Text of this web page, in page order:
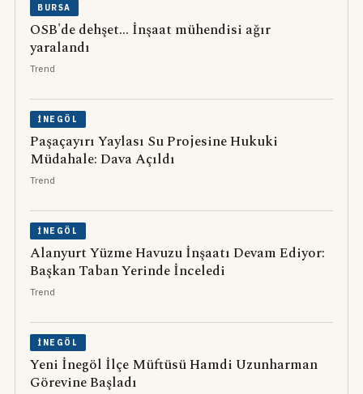
BURSA
OSB'de dehşet... İnşaat mühendisi ağır
yaralandı
Trend
İNEGÖL
Paşaçayırı Yaylası Su Projesine Hukuki
Müdahale: Dava Açıldı
Trend
İNEGÖL
Alanyurt Yüzme Havuzu İnşaatı Devam Ediyor:
Başkan Taban Yerinde İnceledi
Trend
İNEGÖL
Yeni İnegöl İlçe Müftüsü Hamdi Uzunharman
Görevine Başladı